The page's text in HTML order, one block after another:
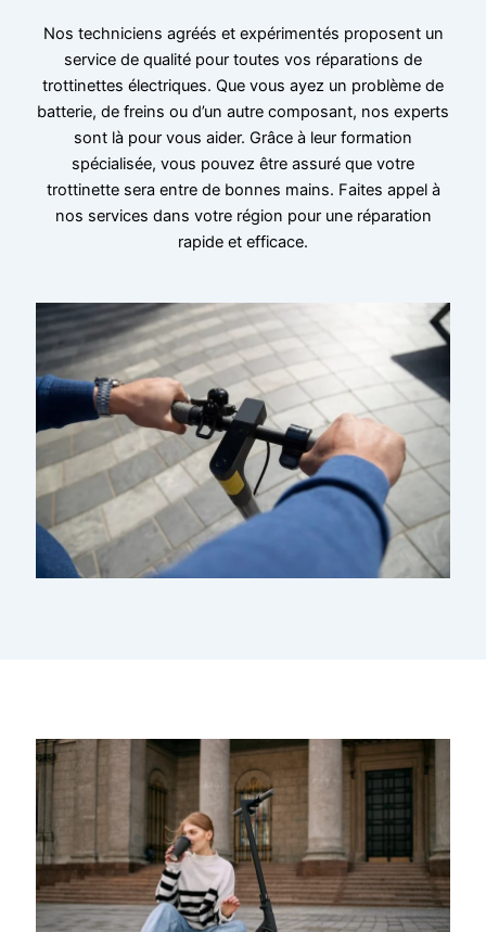
Nos techniciens agréés et expérimentés proposent un
service de qualité pour toutes vos réparations de
trottinettes électriques. Que vous ayez un problème de
batterie, de freins ou d’un autre composant, nos experts
sont là pour vous aider. Grâce à leur formation
spécialisée, vous pouvez être assuré que votre
trottinette sera entre de bonnes mains. Faites appel à
nos services dans votre région pour une réparation
rapide et efficace.